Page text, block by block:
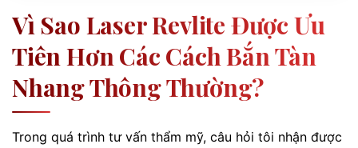
Vì Sao Laser Revlite Được Ưu
Tiên Hơn Các Cách Bắn Tàn
Nhang Thông Thường?
Trong quá trình tư vấn thẩm mỹ, câu hỏi tôi nhận được